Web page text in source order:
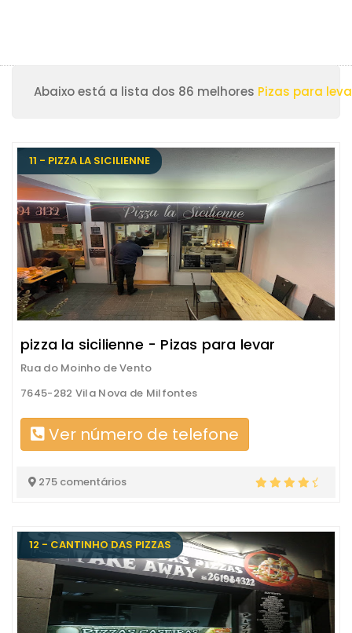
Abaixo está a lista dos 86 melhores Pizas para
11 - PIZZA LA SICILIENNE
pizza la sicilienne - Pizas para levar
Rua do Moinho de Vento
7645-282 Vila Nova de Milfontes
Ver número de telefone
275 comentários
12 - CANTINHO DAS PIZZAS